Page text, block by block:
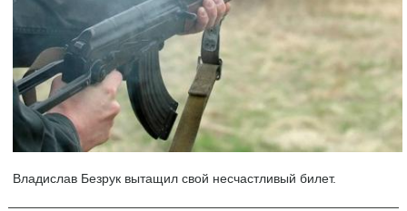
Владислав Безрук вытащил свой несчастливый билет.